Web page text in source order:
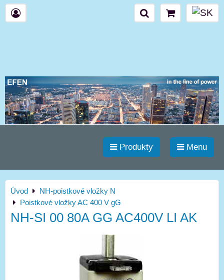
Produkty Menu
Úvod
NH-poistkové vložky N
Poistkové vložky AC 400 V gG
NH-SI 00 80A GG AC400V LI AK